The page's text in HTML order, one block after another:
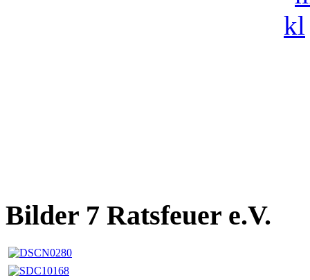
Bilder 7 Ratsfeuer e.V.